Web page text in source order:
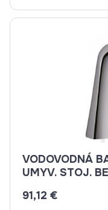
VODOVODNÁ
UMYV. STOJ.
91,12 €